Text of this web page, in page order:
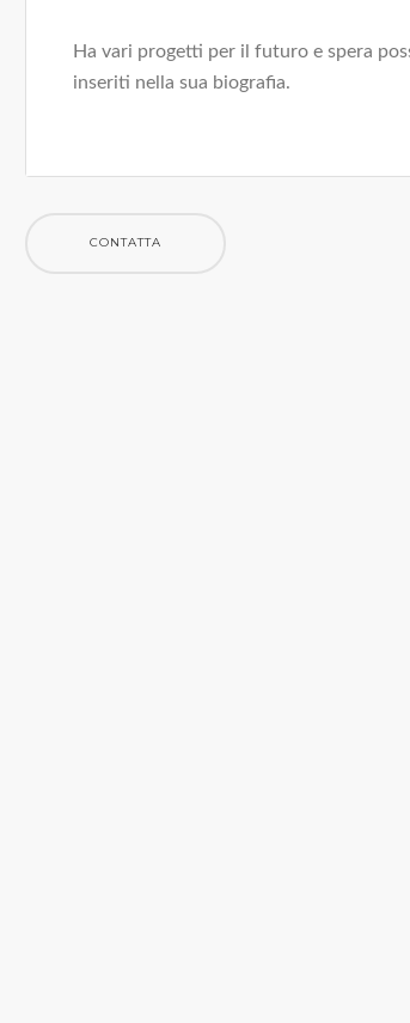
Ha vari progetti per il futuro e spera
inseriti nella sua biografia.
CONTATTA